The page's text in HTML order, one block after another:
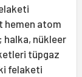
hemen atom
halka, nükleer
tüpgaz
felaketi